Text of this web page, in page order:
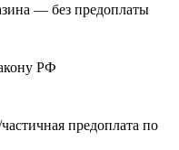
— без предоплаты
РФ
предоплата по